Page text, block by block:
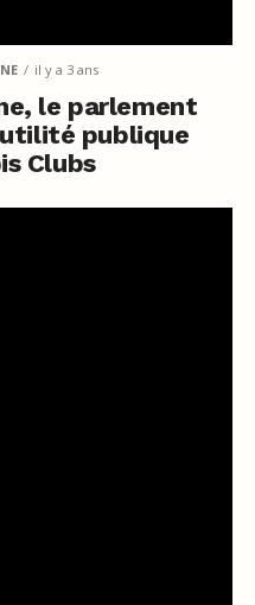
il y a 3 ans
le parlement
publique
Clubs